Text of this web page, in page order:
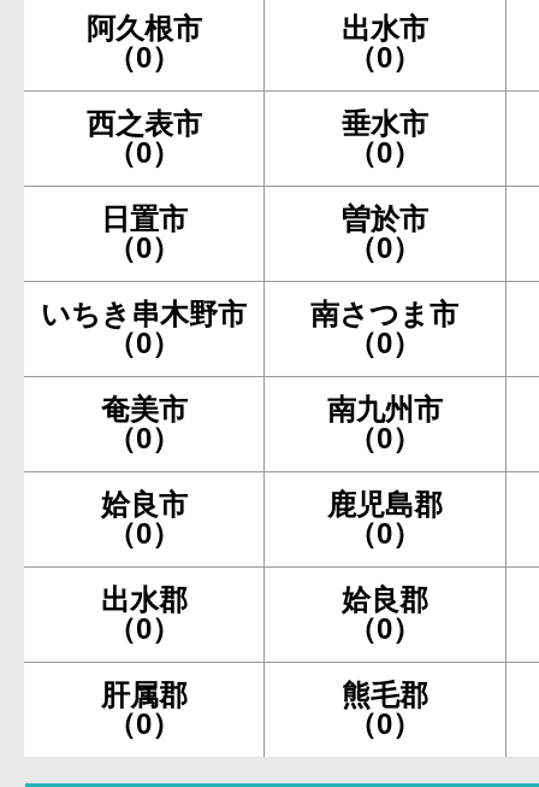
阿久根市
（0）
出水市
（0）
西之表市
（0）
垂水市
（0）
日置市
（0）
曽於市
（0）
いちき串木野市
（0）
南さつま市
（0）
奄美市
（0）
南九州市
（0）
姶良市
（0）
鹿児島郡
（0）
出水郡
（0）
姶良郡
（0）
肝属郡
（0）
熊毛郡
（0）